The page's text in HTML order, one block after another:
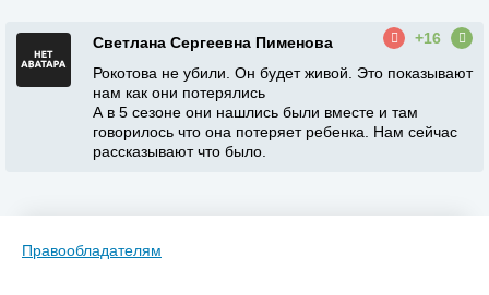
Светлана Сергеевна Пименова
+16
Рокотова не убили. Он будет живой. Это показывают
нам как они потерялись
А в 5 сезоне они нашлись были вместе и там
говорилось что она потеряет ребенка. Нам сейчас
рассказывают что было.
Правообладателям